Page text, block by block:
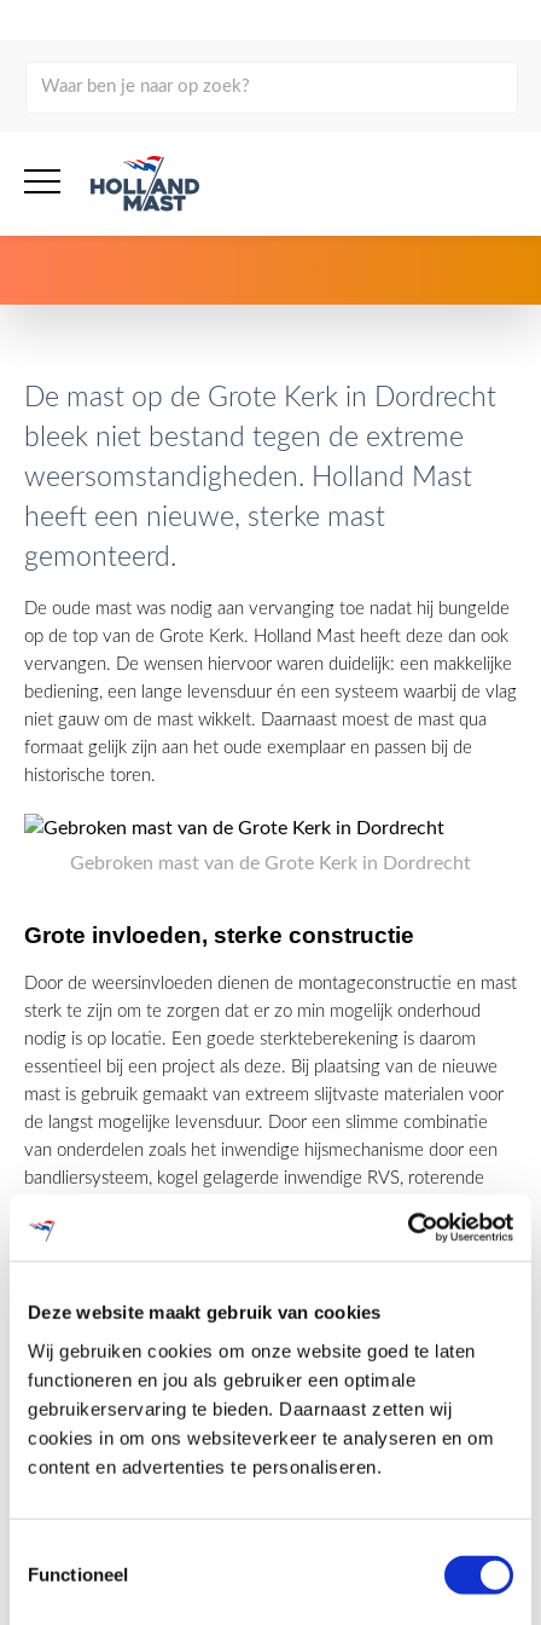
Deze website maakt gebruik van cookies
Wij gebruiken cookies om onze website goed te laten
functioneren en jou als gebruiker een optimale
gebruikerservaring te bieden. Daarnaast zetten wij
cookies in om ons websiteverkeer te analyseren en om
content en advertenties te personaliseren.
Functioneel
Nieuwe mast op de Grote
Kerk in Dordrecht
De mast op de Grote Kerk in Dordrecht
bleek niet bestand tegen de extreme
weersomstandigheden. Holland Mast
heeft een nieuwe, sterke mast
gemonteerd.
De oude mast was nodig aan vervanging toe nadat hij bungelde
op de top van de Grote Kerk. Holland Mast heeft deze dan ook
vervangen. De wensen hiervoor waren duidelijk: een makkelijke
bediening, een lange levensduur én een systeem waarbij de vlag
niet gauw om de mast wikkelt. Daarnaast moest de mast qua
formaat gelijk zijn aan het oude exemplaar en passen bij de
historische toren.
Gebroken mast van de Grote Kerk in Dordrecht
Grote invloeden, sterke constructie
Door de weersinvloeden dienen de montageconstructie en mast
sterk te zijn om te zorgen dat er zo min mogelijk onderhoud
nodig is op locatie. Een goede sterkteberekening is daarom
essentieel bij een project als deze. Bij plaatsing van de nieuwe
mast is gebruik gemaakt van extreem slijtvaste materialen voor
de langst mogelijke levensduur. Door een slimme combinatie
van onderdelen zoals het inwendige hijsmechanisme door een
bandliersysteem, kogel gelagerde inwendige RVS, roterende
wikkelen van de vlag om de mast voorkomen en de levensduur
gemaximaliseerd.
Hijsinrichting van de mast van de Grote Kerk te
Dordrecht
Montage op grote hoogte
jib op de toren geplaatst. Onze ervaren monteurs hebben de
maststoel aangepast om de nieuwe mast hierin te kunnen